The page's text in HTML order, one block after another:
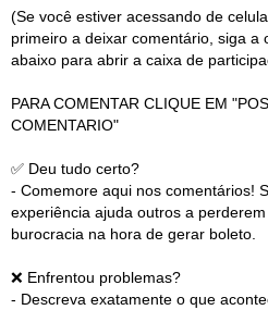
(Se você estiver acessando de
primeiro a deixar comentário, siga a
abaixo para abrir a caixa de
PARA COMENTAR CLIQUE EM
COMENTARIO"
✅ Deu tudo certo?
- Comemore aqui nos comentários!
experiência ajuda outros a
burocracia na hora de gerar boleto.
❌ Enfrentou problemas?
- Descreva exatamente o que